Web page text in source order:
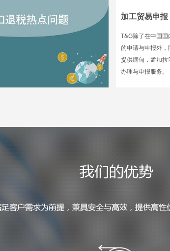
加工贸易申报
T&G除了在中国
的申请与申报外
提供缅甸，孟加拉
办理与申报服务。